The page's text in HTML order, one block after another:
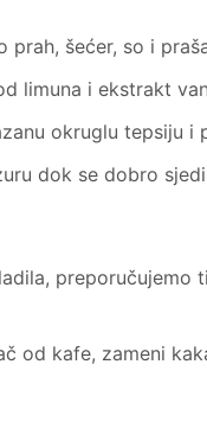
prah, šećer, so i
limuna i ekstrakt
okruglu tepsiju
dok se dobro
preporučujemo
od kafe, zameni